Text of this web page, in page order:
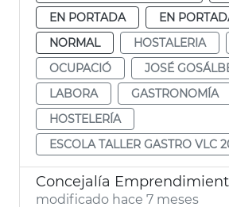
EN PORTADA
EN
NORMAL
HOSTALERIA
OCUPACIÓ
JOSÉ
LABORA
GASTRONOMÍA
HOSTELERÍA
ESCOLA TALLER GASTRO VLC
modificado hace 7 meses